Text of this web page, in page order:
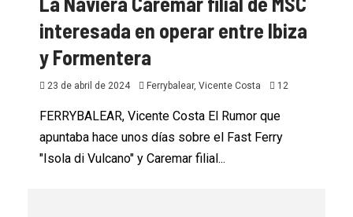
interesada en operar entre Ibiza
y Formentera
23 de abril de 2024 Ferrybalear, Vicente Costa 12
FERRYBALEAR, Vicente Costa El Rumor que
apuntaba hace unos días sobre el Fast Ferry
"Isola di Vulcano" y Caremar filial...